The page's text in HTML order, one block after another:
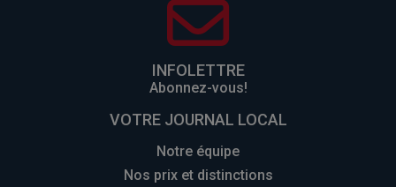
INFOLETTRE
Abonnez-vous!
VOTRE JOURNAL LOCAL
Notre équipe
Nos prix et distinctions